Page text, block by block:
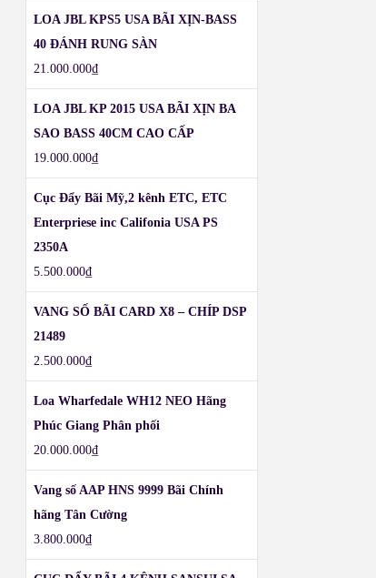
LOA JBL KPS5 USA BÃI XỊN-BASS
40 ĐÁNH RUNG SÀN
21.000.000₫
LOA JBL KP 2015 USA BÃI XỊN BA
SAO BASS 40CM CAO CẤP
19.000.000₫
Cục Đẩy Bãi Mỹ,2 kênh ETC, ETC
Enterpriese inc Califonia USA PS
2350A
5.500.000₫
VANG SỐ BÃI CARD X8 – CHÍP DSP
21489
2.500.000₫
Loa Wharfedale WH12 NEO Hãng
Phúc Giang Phân phối
20.000.000₫
Vang số AAP HNS 9999 Bãi Chính
hãng Tân Cường
3.800.000₫